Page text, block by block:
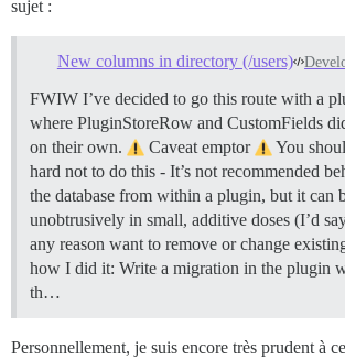
sujet :
New columns in directory (/users)
FWIW I’ve decided to go this route with a
where PluginStoreRow and CustomFields
on their own.
Caveat emptor
You
hard not to do this - It’s not recommended
the database from within a plugin, but it can
unobtrusively in small, additive doses (I’d
any reason want to remove or change
how I did it: Write a migration in the plugin
th…
Personnellement, je suis encore très prudent à